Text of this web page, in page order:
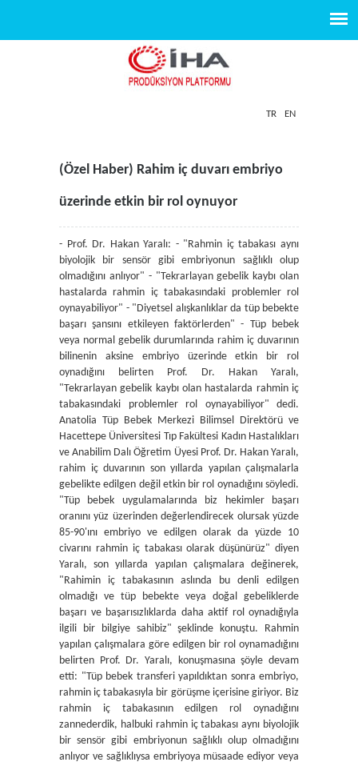
TR EN
(Özel Haber) Rahim iç duvarı embriyo
üzerinde etkin bir rol oynuyor
- Prof. Dr. Hakan Yaralı: - "Rahmin iç tabakası aynı
biyolojik bir sensör gibi embriyonun sağlıklı olup
olmadığını anlıyor" - "Tekrarlayan gebelik kaybı olan
hastalarda rahmin iç tabakasındaki problemler rol
oynayabiliyor" - "Diyetsel alışkanlıklar da tüp bebekte
başarı şansını etkileyen faktörlerden" - Tüp bebek
veya normal gebelik durumlarında rahim iç duvarının
bilinenin aksine embriyo üzerinde etkin bir rol
oynadığını belirten Prof. Dr. Hakan Yaralı,
"Tekrarlayan gebelik kaybı olan hastalarda rahmin iç
tabakasındaki problemler rol oynayabiliyor" dedi.
Anatolia Tüp Bebek Merkezi Bilimsel Direktörü ve
Hacettepe Üniversitesi Tıp Fakültesi Kadın Hastalıkları
ve Anabilim Dalı Öğretim Üyesi Prof. Dr. Hakan Yaralı,
rahim iç duvarının son yıllarda yapılan çalışmalarla
gebelikte edilgen değil etkin bir rol oynadığını söyledi.
"Tüp bebek uygulamalarında biz hekimler başarı
oranını yüz üzerinden değerlendirecek olursak yüzde
85-90'ını embriyo ve edilgen olarak da yüzde 10
civarını rahmin iç tabakası olarak düşünürüz" diyen
Yaralı, son yıllarda yapılan çalışmalara değinerek,
"Rahimin iç tabakasının aslında bu denli edilgen
olmadığı ve tüp bebekte veya doğal gebeliklerde
başarı ve başarısızlıklarda daha aktif rol oynadığıyla
ilgili bir bilgiye sahibiz" şeklinde konuştu. Rahmin
yapılan çalışmalara göre edilgen bir rol oynamadığını
belirten Prof. Dr. Yaralı, konuşmasına şöyle devam
etti: "Tüp bebek transferi yapıldıktan sonra embriyo,
rahmin iç tabakasıyla bir görüşme içerisine giriyor. Biz
rahmin iç tabakasının edilgen rol oynadığını
zannederdik, halbuki rahmin iç tabakası aynı biyolojik
bir sensör gibi embriyonun sağlıklı olup olmadığını
anlıyor ve sağlıklıysa embriyoya müsaade ediyor veya